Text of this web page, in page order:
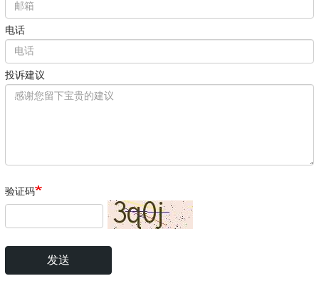
电话
投诉建议
验证码
发送